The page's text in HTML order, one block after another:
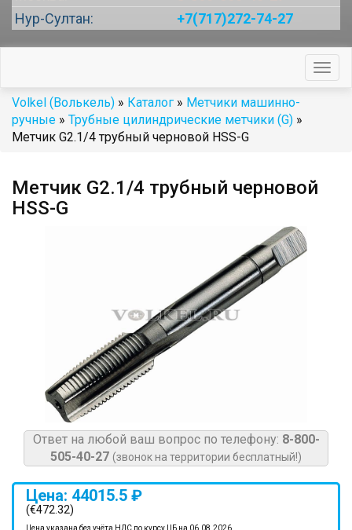
Нур-Султан:
+7(717)272-74-27
Volkel (Волькель) » Каталог » Метчики машинно-
ручные » Трубные цилиндрические метчики (G) »
Метчик G2.1/4 трубный черновой HSS-G
Метчик G2.1/4 трубный черновой
HSS-G
Ответ на любой ваш вопрос по телефону: 8-800-
505-40-27 (звонок на территории бесплатный!)
Цена: 44015.5 ₽
(€472.32)
Цена указана без учёта НДС по курсу ЦБ на 06.08.2026